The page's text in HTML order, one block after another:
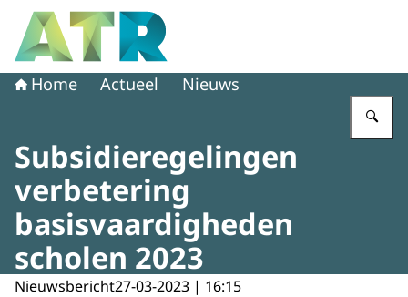
Naar de homepage van Adviescollege toetsing regeldruk
Home Actueel Nieuws
Subsidieregelingen
verbetering
basisvaardigheden
scholen 2023
Nieuwsbericht27-03-2023 | 16:15